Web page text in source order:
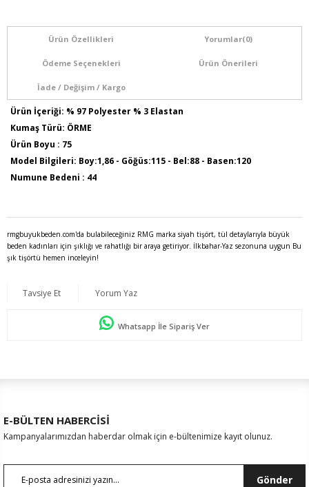
Ürün Özellikleri Yorumlar(0)
Ödeme Seçenekleri Ürün Önerileri
İade / Değişim / Kargo
Ürün İçeriği: % 97 Polyester % 3 Elastan
Kumaş Türü: ÖRME
Ürün Boyu : 75
Model Bilgileri: Boy:1,86 - Göğüs:115 - Bel:88 - Basen:120
Numune Bedeni : 44
rmgbuyukbeden.com'da bulabileceğiniz RMG marka siyah tişört, tül detaylarıyla büyük
beden kadınları için şıklığı ve rahatlığı bir araya getiriyor. İlkbahar-Yaz sezonuna uygun Bu
şık tişörtü hemen inceleyin!
Tavsiye Et Yorum Yaz
Whatsapp İle Sipariş Ver
E-BÜLTEN HABERCİSİ
Kampanyalarımızdan haberdar olmak için e-bültenimize kayıt olunuz.
Gönder